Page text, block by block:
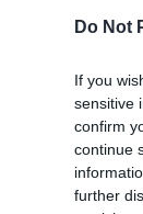
Do Not
If you
sensitive
confirm
continue
further